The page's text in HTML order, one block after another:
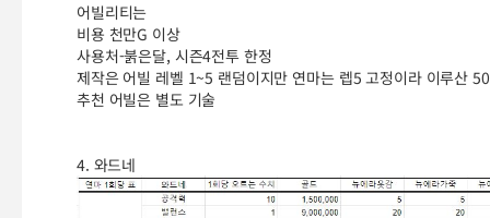
어빌리티는
비용 천만G 이상
사용처-붉은달, 시즌4전투 한정
제작은 어빌 레벨 1~5 랜덤이지만 연마는 렙5 고정이라 이루산
추천 어빌은 별도 기술
4. 와드네